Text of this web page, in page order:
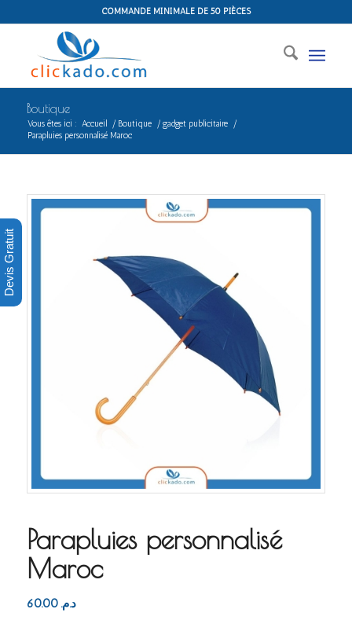
COMMANDE MINIMALE DE 50 PIÈCES
Boutique
Vous êtes ici : Accueil / Boutique / gadget publicitaire
/
Parapluies personnalisé Maroc
Parapluies personnalisé
Maroc
د.م. 60.00
Devis Gratuit